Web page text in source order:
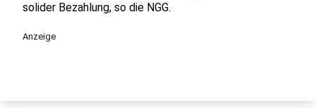
solider Bezahlung, so die NGG.
Anzeige